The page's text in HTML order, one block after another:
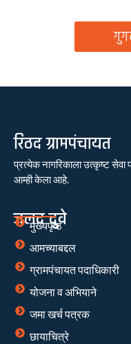
रिठद ग्रामपंचायत
प्रत्येक नागरिकाला उत्कृष्ट सेवा
आम्ही केला आहे.
जलद दुवे
मुख्यपृष्ठ
आमच्याबद्दल
ग्रामपंचायत पदाधिकारी
योजना व अभियाने
जमा खर्च पत्रक
छायाचित्रे